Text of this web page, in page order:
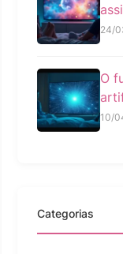
24/
O
10/
Categorias